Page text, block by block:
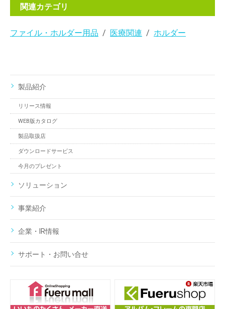
関連カテゴリ
ファイル・ホルダー用品 医療関連 ホルダー
製品紹介
リリース情報
WEB版カタログ
製品取扱店
ダウンロードサービス
今月のプレゼント
ソリューション
事業紹介
企業・IR情報
サポート・お問い合せ